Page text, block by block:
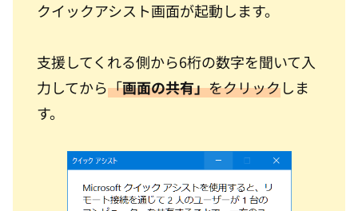
クイックアシスト画面が起動します。
支援してくれる側から6桁の数字を聞いて入
力してから「画面の共有」をクリックしま
す。